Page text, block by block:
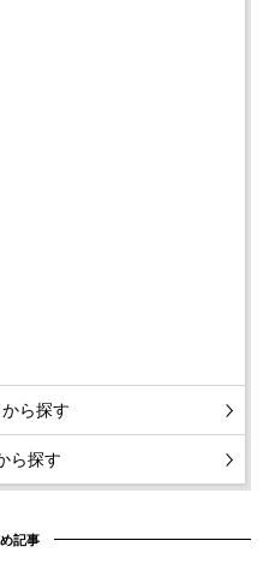
ら探す
ら探す
記事